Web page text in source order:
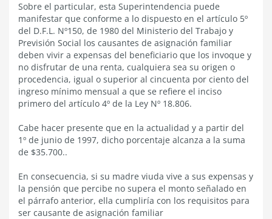
Sobre el particular, esta Superintendencia puede
manifestar que conforme a lo dispuesto en el artículo 5º
del D.F.L. Nº150, de 1980 del Ministerio del Trabajo y
Previsión Social los causantes de asignación familiar
deben vivir a expensas del beneficiario que los invoque y
no disfrutar de una renta, cualquiera sea su origen o
procedencia, igual o superior al cincuenta por ciento del
ingreso mínimo mensual a que se refiere el inciso
primero del artículo 4º de la Ley Nº 18.806.
Cabe hacer presente que en la actualidad y a partir del
1º de junio de 1997, dicho porcentaje alcanza a la suma
de $35.700..
En consecuencia, si su madre viuda vive a sus expensas y
la pensión que percibe no supera el monto señalado en
el párrafo anterior, ella cumpliría con los requisitos para
ser causante de asignación familiar